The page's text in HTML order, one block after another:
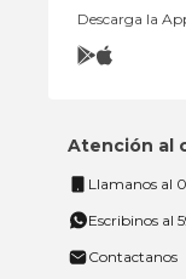
Descarga la
Atención al
Llamanos al
Escribinos al
Contactanos